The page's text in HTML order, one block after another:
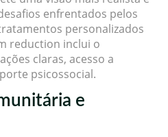
enfrentados pelos
personalizados
reduction inclui o
claras, acesso a
psicossocial.
e